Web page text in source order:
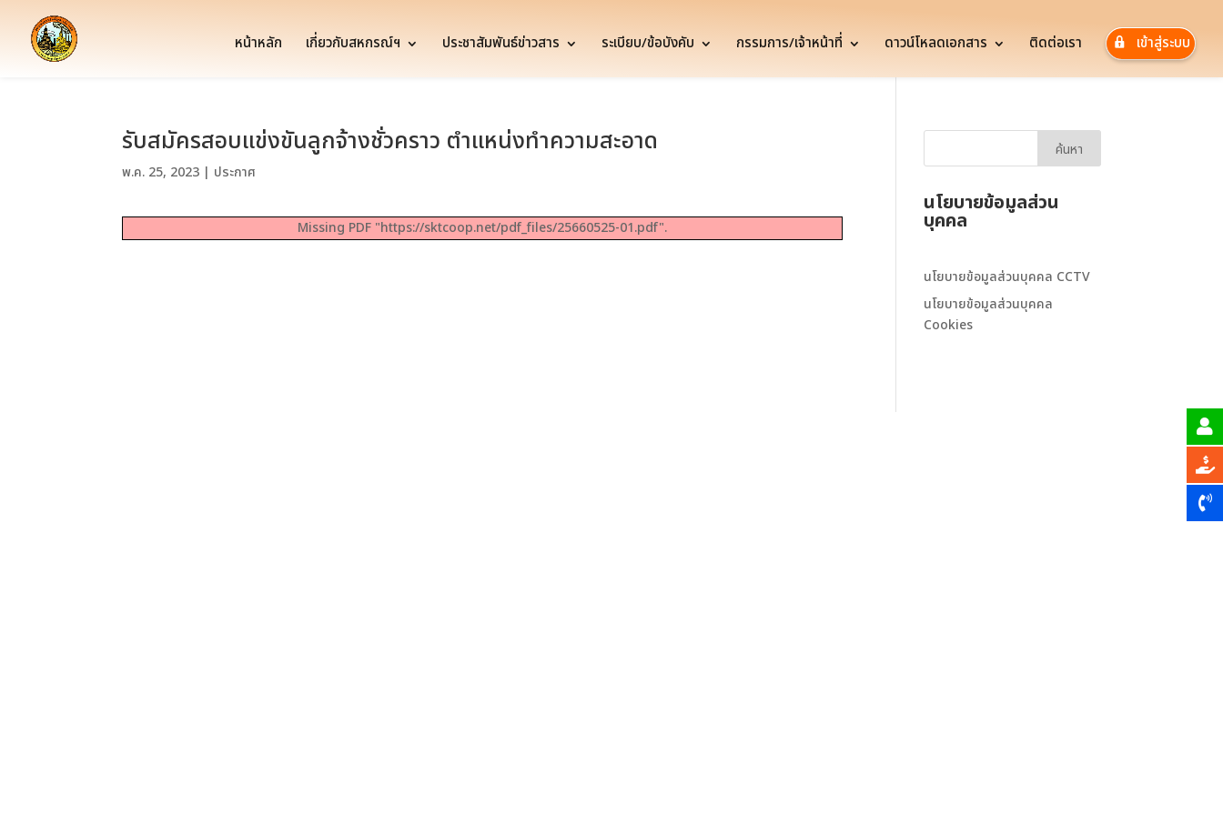
หน้าหลัก เกี่ยวกับสหกรณ์ฯ ประชาสัมพันธ์ข่าวสาร ระเบียบ/ข้อบังคับ กรรมการ/เจ้าหน้าที่ ดาวน์โหลดเอกสาร ติดต่อเรา เข้าสู่ระบบ
รับสมัครสอบแข่งขันลูกจ้างชั่วคราว ตำแหน่งทำความสะอาด
พ.ค. 25, 2023 | ประกาศ
Missing PDF "https://sktcoop.net/pdf_files/25660525-01.pdf".
นโยบายข้อมูลส่วน
บุคคล
นโยบายข้อมูลส่วนบุคคล CCTV
นโยบายข้อมูลส่วนบุคคล
Cookies